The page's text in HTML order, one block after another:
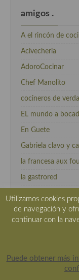
amigos .
A el rincón de
Acivecheria
AdoroCocinar
Chef Manolito
cocineros de
EL mundo a
En Guete
Gabriela clavo y
la francesa aux
la gastrored
los tragaldabas
Nutriguia
recetas canarias
Utilizamos cookies
de navegación y
continuar con la
Puede obtener más